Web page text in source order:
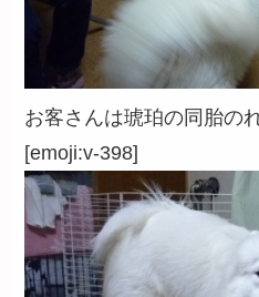
お客さんは琥珀の同胎の
[emoji:v-398]